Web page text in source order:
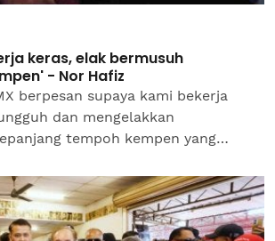
keras, elak bermusuh
- Nor Hafiz
berpesan supaya kami bekerja
dan mengelakkan
tempoh kempen yang
kerusi Dewan...